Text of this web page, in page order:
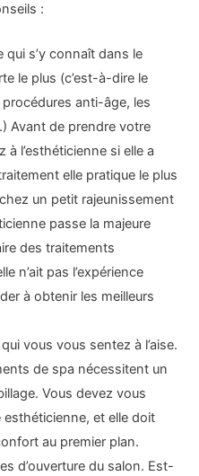
:
s’y connaît dans le
le plus (c’est-à-dire le
procédures anti-âge, les
Avant de prendre votre
l’esthéticienne si elle a
elle pratique le plus
un petit rajeunissement
passe la majeure
des traitements
n’ait pas l’expérience
à obtenir les meilleurs
vous vous sentez à l’aise.
de spa nécessitent un
Vous devez vous
esthéticienne, et elle doit
au premier plan.
d’ouverture du salon. Est-